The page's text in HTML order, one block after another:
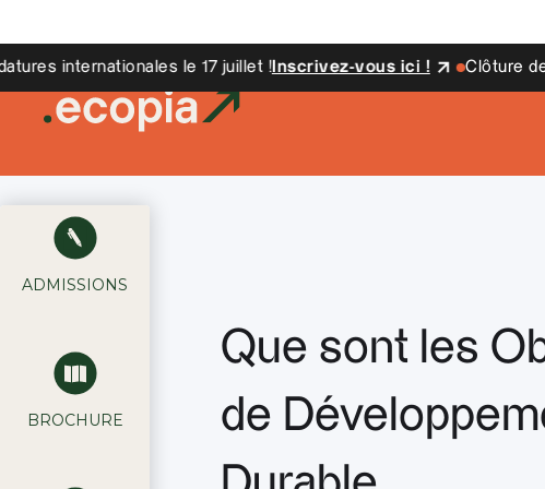
internationales le 17 juillet ! Inscrivez-vous ici ! Clôture des
ADMISSIONS
BROCHURE
Que sont les
de